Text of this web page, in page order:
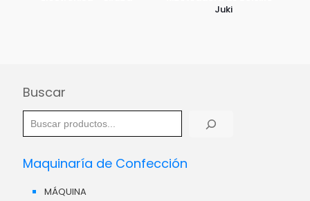
Juki
Buscar
Maquinaría de Confección
MÁQUINA